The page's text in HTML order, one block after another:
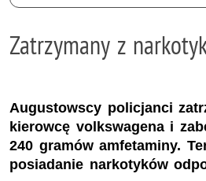
Zatrzymany z
Augustowscy policjanci
kierowcę volkswagena i
240 gramów amfetaminy.
posiadanie narkotyków